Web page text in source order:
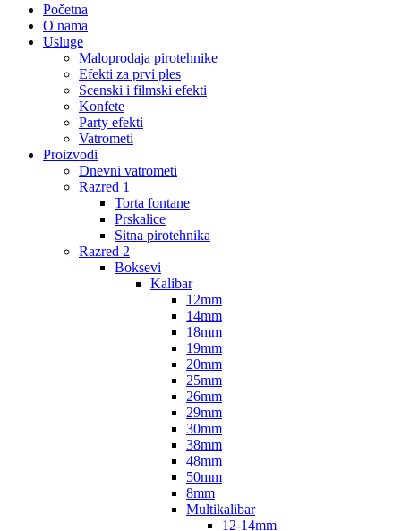
Početna
O nama
Usluge
Maloprodaja pirotehnike
Efekti za prvi ples
Scenski i filmski efekti
Konfete
Party efekti
Vatrometi
Proizvodi
Dnevni vatrometi
Razred 1
Torta fontane
Prskalice
Sitna pirotehnika
Razred 2
Boksevi
Kalibar
12mm
14mm
18mm
19mm
20mm
25mm
26mm
29mm
30mm
38mm
48mm
50mm
8mm
Multikalibar
12-14mm